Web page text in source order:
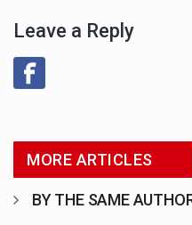
Leave a Reply
MORE ARTICLES
BY THE SAME